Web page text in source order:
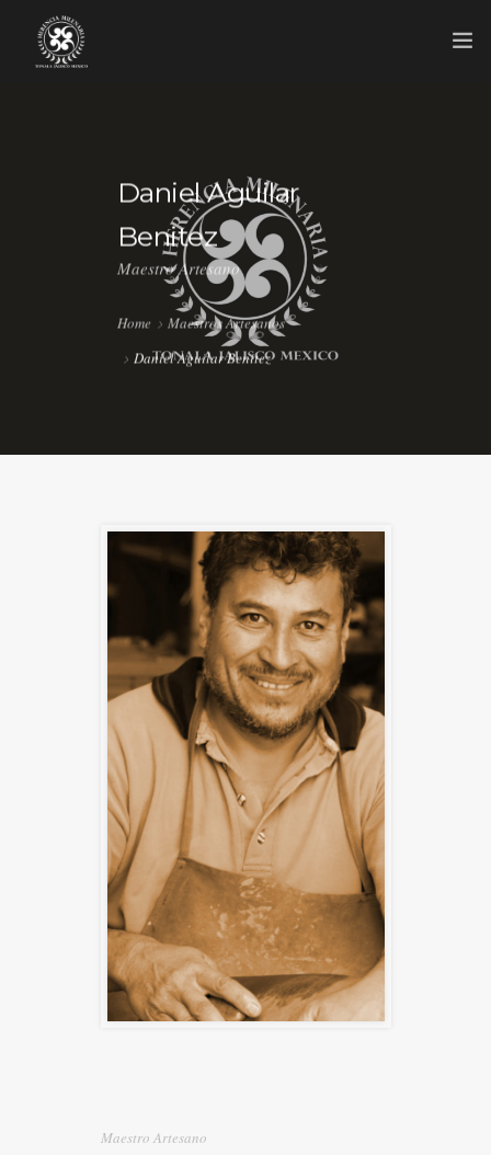
Daniel Aguilar
Benitez
Maestro Artesano
Home
Maestros Artesanos
Daniel Aguilar Benitez
Maestro Artesano